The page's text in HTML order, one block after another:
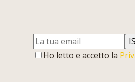
Ho letto e accetto la